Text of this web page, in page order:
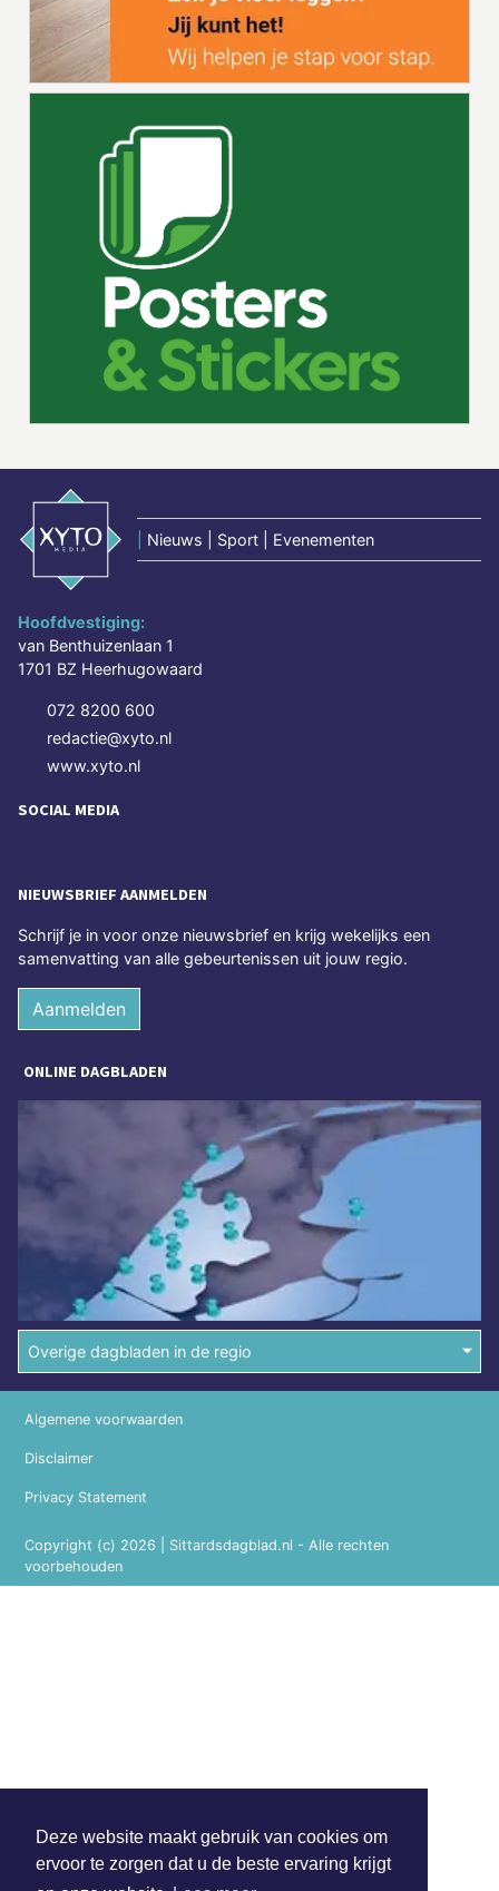
Deze website maakt gebruik van cookies om
ervoor te zorgen dat u de beste ervaring krijgt
Nieuws | Sport | Evenementen
Hoofdvestiging:
van Benthuizenlaan 1
1701 BZ Heerhugowaard
072 8200 600
redactie@xyto.nl
www.xyto.nl
SOCIAL MEDIA
NIEUWSBRIEF AANMELDEN
Schrijf je in voor onze nieuwsbrief en krijg wekelijks een
samenvatting van alle gebeurtenissen uit jouw regio.
Aanmelden
ONLINE DAGBLADEN
Overige dagbladen in de regio
Copyright (c) 2026 | Sittardsdagblad.nl - Alle rechten
voorbehouden
Algemene voorwaarden
Disclaimer
Privacy Statement